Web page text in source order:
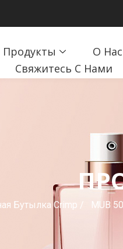
Продукты О Нас
Свяжитесь С Нами
Бутылка Crimp / MUB